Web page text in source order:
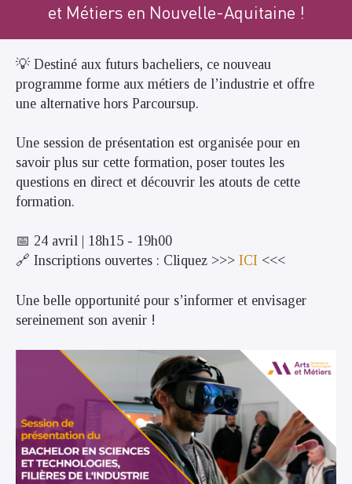
et Métiers en Nouvelle-Aquitaine !
💡 Destiné aux futurs bacheliers, ce nouveau
programme forme aux métiers de l’industrie et offre
une alternative hors Parcoursup.
Une session de présentation est organisée pour en
savoir plus sur cette formation, poser toutes les
questions en direct et découvrir les atouts de cette
formation.
📅 24 avril | 18h15 - 19h00
🔗 Inscriptions ouvertes : Cliquez >>> ICI <<<
Une belle opportunité pour s’informer et envisager
sereinement son avenir !